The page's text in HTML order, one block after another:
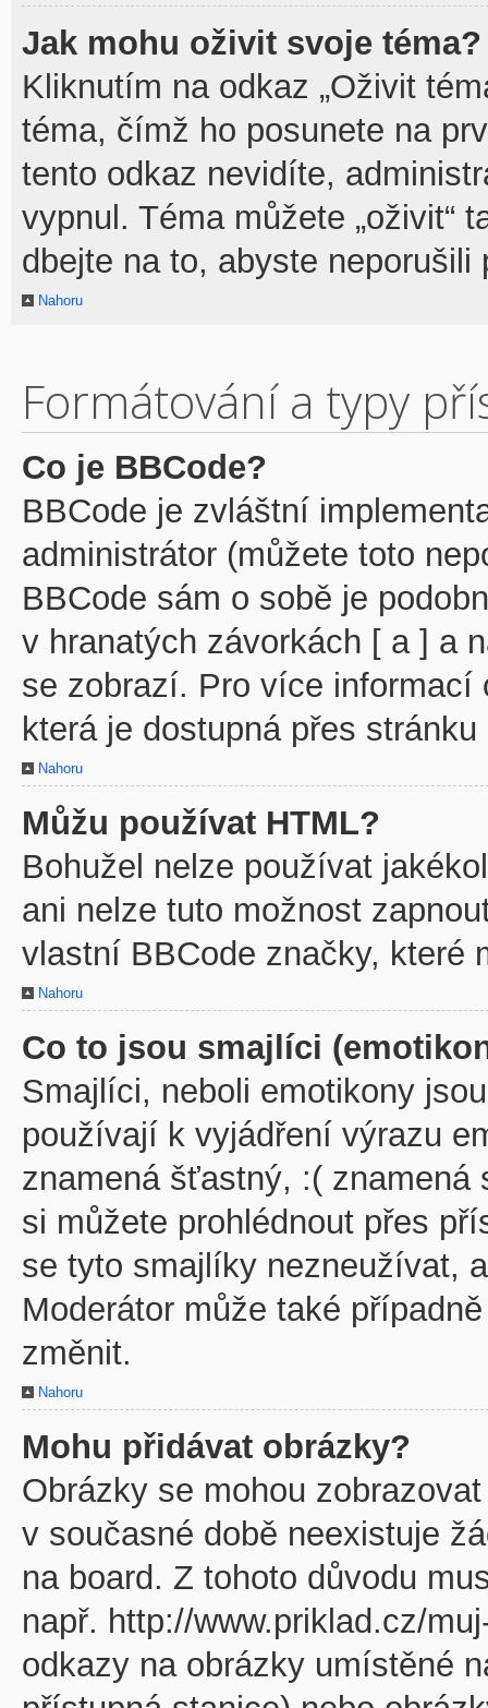
Jak mohu oživit svoje téma?
Kliknutím na odkaz „Oživit
téma, čímž ho posunete na
tento odkaz nevidíte,
vypnul. Téma můžete „oživit“
dbejte na to, abyste neporušili
Nahoru
Formátování a typy
Co je BBCode?
BBCode je zvláštní
administrátor (můžete toto
BBCode sám o sobě je
v hranatých závorkách [ a ] a
se zobrazí. Pro více informací
která je dostupná přes
Nahoru
Můžu používat HTML?
Bohužel nelze používat
ani nelze tuto možnost
vlastní BBCode značky, které
Nahoru
Co to jsou smajlíci
Smajlíci, neboli emotikony
používají k vyjádření výrazu
znamená šťastný, :(
si můžete prohlédnout přes
se tyto smajlíky nezneužívat,
Moderátor může také
změnit.
Nahoru
Mohu přidávat obrázky?
Obrázky se mohou
v současné době neexistuje
na board. Z tohoto důvodu
např. http://www.priklad.cz/
odkazy na obrázky umístěné